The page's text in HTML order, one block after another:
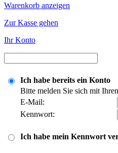
Warenkorb anzeigen
Zur Kasse gehen
Ihr Konto
Ich habe bereits ein Konto
Bitte melden Sie sich mit
E-Mail:
Kennwort:
Ich habe mein Kennwort